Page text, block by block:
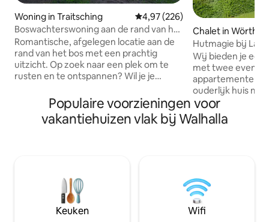
Woning in Traitsching Gemiddelde beoordeling van
4,97 (226)
Boswachterswoning aan de rand van het
bos met uitzicht op het Beierse Woud
Romantische, afgelegen locatie aan de
rand van het bos met een prachtig
uitzicht. Op zoek naar een plek om te
rusten en te ontspannen? Wil je je
frisse boslucht? In ons huis aan de rand
van het bos geven we je de ruimte en
vrijheid voor groene gedachten. Maar
bodemvrijheid en capaciteit. Veel
succes! In het huis is er mobiele
ontvangst van 5G. GEEN WIFI, GEEN TV,
Niet roken in huis
Chalet in Wörth
au
Hutmagie bij
Wij bieden je een
met twee even uitgeruste, gezellige
appartementen
ouderlijk huis
sfeer. Deze twee appartementen zijn
geschikt voor
Ze hebben een
berghut in de
Deze is
appartementen
souterrain.
Populaire voorzieningen voor
vakantiehuizen vlak bij Walhalla
Keuken Wifi